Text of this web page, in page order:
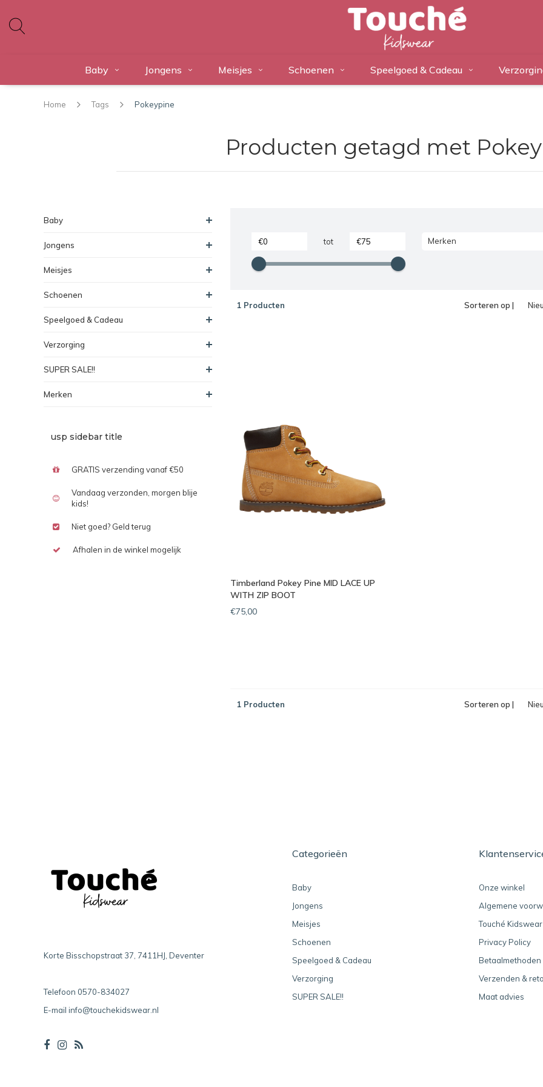
Baby Jongens Meisjes Schoenen Speelgoed & Cadeau
Home Tags Pokeypine
Producten getagd met
Baby
Jongens
Meisjes
Schoenen
Speelgoed & Cadeau
Verzorging
SUPER SALE!!
Merken
usp sidebar title
GRATIS verzending vanaf €50
Vandaag verzonden, morgen blije
kids!
Niet goed? Geld terug
Afhalen in de winkel mogelijk
tot Merken
1 Producten Sorteren op |
Timberland Pokey Pine MID LACE UP
WITH ZIP BOOT
€75,00
1 Producten Sorteren op |
Korte Bisschopstraat 37, 7411HJ, Deventer
Telefoon 0570-834027
E-mail info@touchekidswear.nl
Categorieën
Baby
Jongens
Meisjes
Schoenen
Speelgoed & Cadeau
Verzorging
SUPER SALE!!
Onze winkel
Algemene
Touché Kidswear
Privacy Policy
Betaalmethoden
Verzenden &
Maat advies